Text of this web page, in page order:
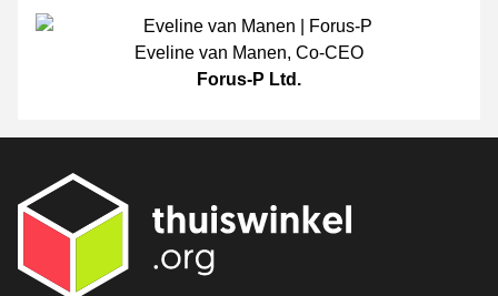
Eveline van Manen, Co-CEO
Forus-P Ltd.